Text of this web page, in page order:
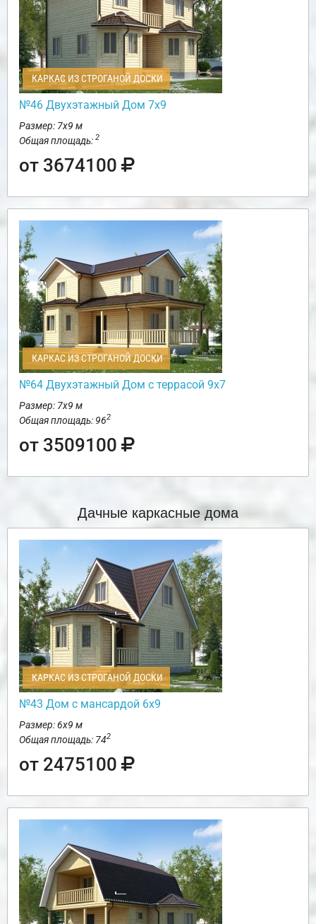
КАРКАС ИЗ СТРОГАНОЙ ДОСКИ
№46 Двухэтажный Дом 7х9
Размер: 7х9 м
Общая площадь: 2
от 3674100
КАРКАС ИЗ СТРОГАНОЙ ДОСКИ
№64 Двухэтажный Дом с террасой 9х7
Размер: 7х9 м
Общая площадь: 962
от 3509100
Дачные каркасные дома
КАРКАС ИЗ СТРОГАНОЙ ДОСКИ
№43 Дом с мансардой 6х9
Размер: 6х9 м
Общая площадь: 742
от 2475100